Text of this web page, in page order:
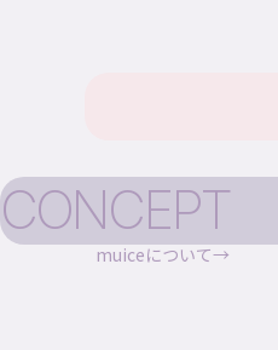
CONCEPT
muiceについて